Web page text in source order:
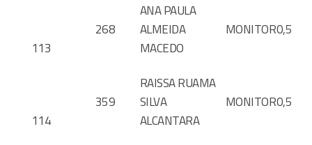
113
268
ANA PAULA
ALMEIDA
MACEDO
MONITOR0,5
114
359
RAISSA RUAMA
SILVA
ALCANTARA
MONITOR0,5